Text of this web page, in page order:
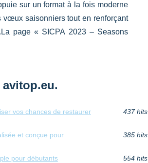
sur un format à la fois moderne
vœux saisonniers tout en renforçant
page « SICPA 2023 – Seasons
vos chances de restaurer
437 hits
et conçue pour
385 hits
pour débutants 554 hits